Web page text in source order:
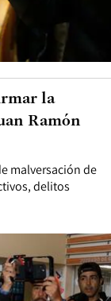
malversación de
delitos
la
Ramón